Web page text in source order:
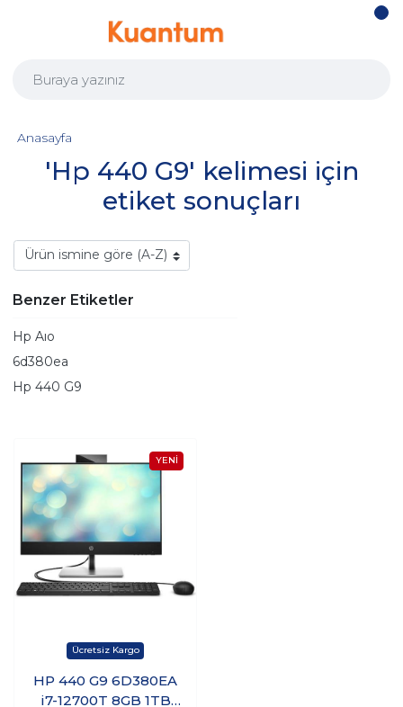
'Hp 440 G9' kelimesi için
etiket sonuçları
Anasayfa
Benzer Etiketler
Hp Aıo
6d380ea
Hp 440 G9
HP 440 G9 6D380EA
i7-12700T 8GB 1TB